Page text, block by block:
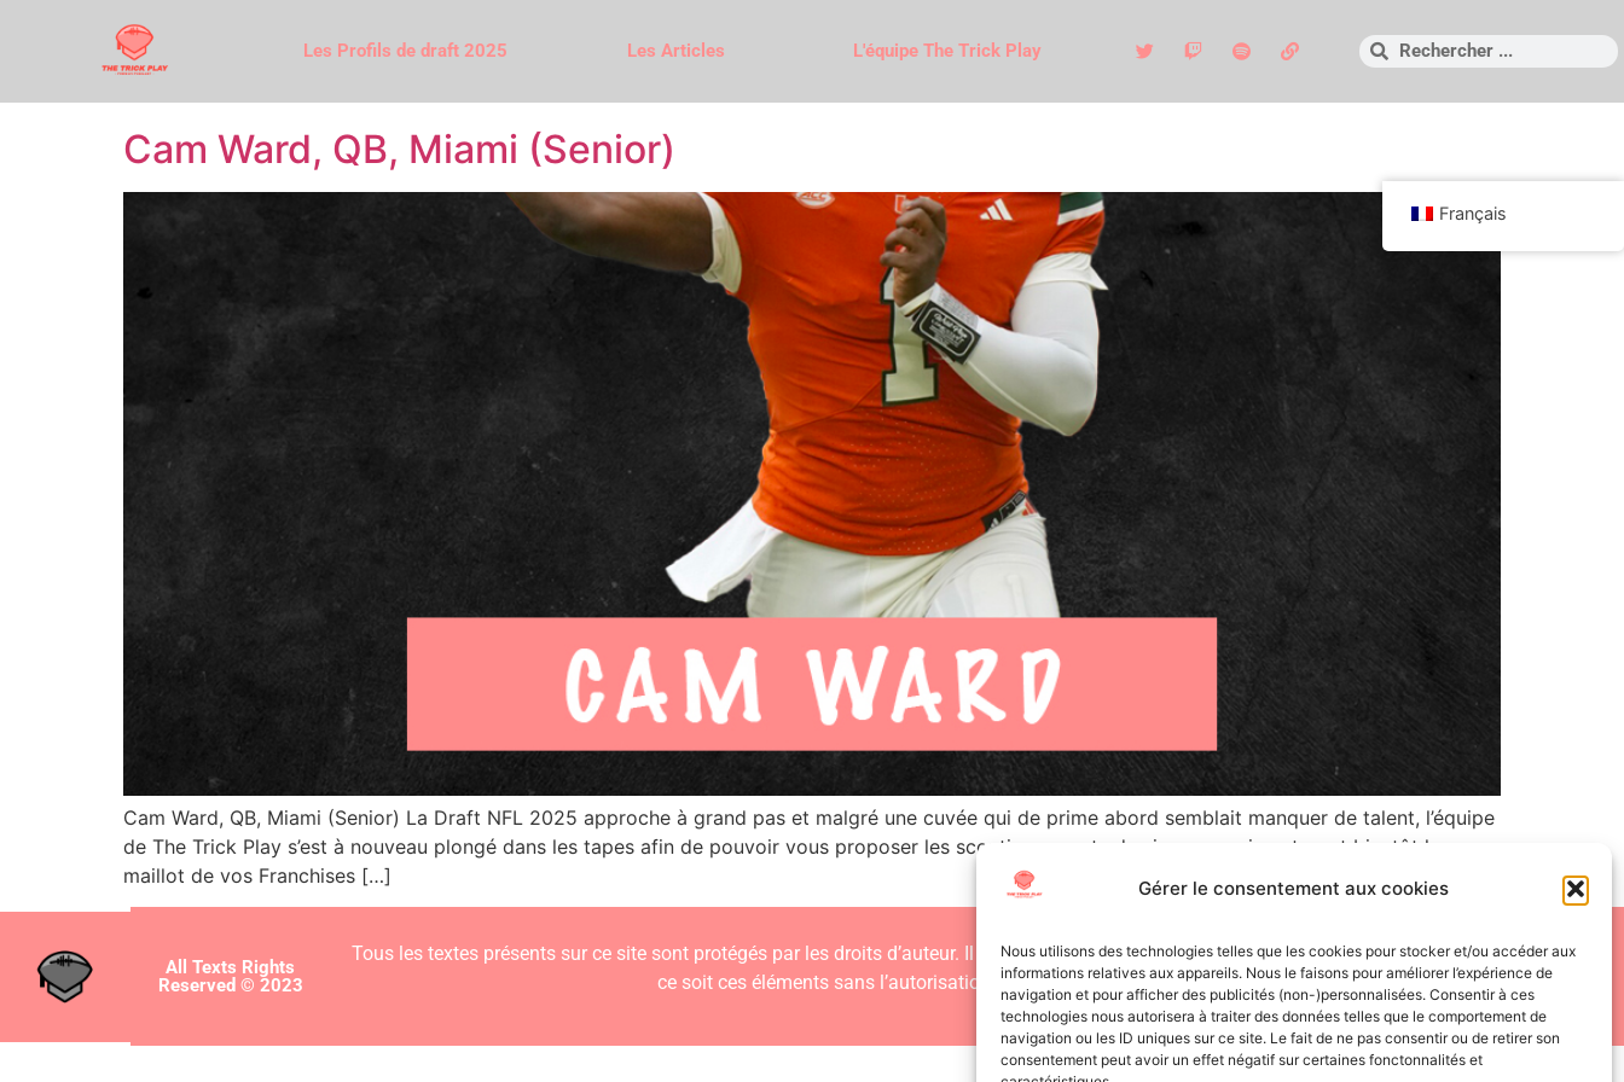
Gérer le consentement aux cookies
Nous utilisons des technologies telles que les cookies pour stocker et/ou accéder aux
informations relatives aux appareils. Nous le faisons pour améliorer l’expérience de
navigation et pour afficher des publicités (non-)personnalisées. Consentir à ces
technologies nous autorisera à traiter des données telles que le comportement de
navigation ou les ID uniques sur ce site. Le fait de ne pas consentir ou de retirer son
consentement peut avoir un effet négatif sur certaines fonctonnalités et
Les Profils de draft 2025 Les Articles L'équipe The Trick Play
Cam Ward, QB, Miami (Senior)
Cam Ward, QB, Miami (Senior) La Draft NFL 2025 approche à grand pas et malgré une cuvée qui de prime abord semblait manquer de talent, l’équipe
de The Trick Play s’est à nouveau plongé dans les tapes afin de pouvoir vous proposer les scouting reports des joueurs qui porteront bientôt le
maillot de vos Franchises […]
All Texts Rights
Reserved © 2023
Tous les textes présents sur ce site sont protégés par les droits d’auteur. Il est interdit de reproduire, distribuer ou utiliser de quelque manière que
ce soit ces éléments sans l’autorisation expresse de leurs propriétaires.
Français